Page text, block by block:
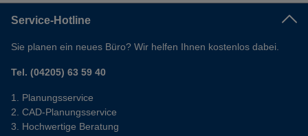
Service-Hotline
Sie planen ein neues Büro? Wir helfen Ihnen kostenlos dabei.
Tel. (04205) 63 59 40
Planungsservice
CAD-Planungsservice
Hochwertige Beratung